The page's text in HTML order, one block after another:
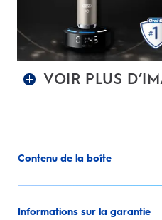
VOIR PLUS
Contenu de la boîte
Informations sur la garantie